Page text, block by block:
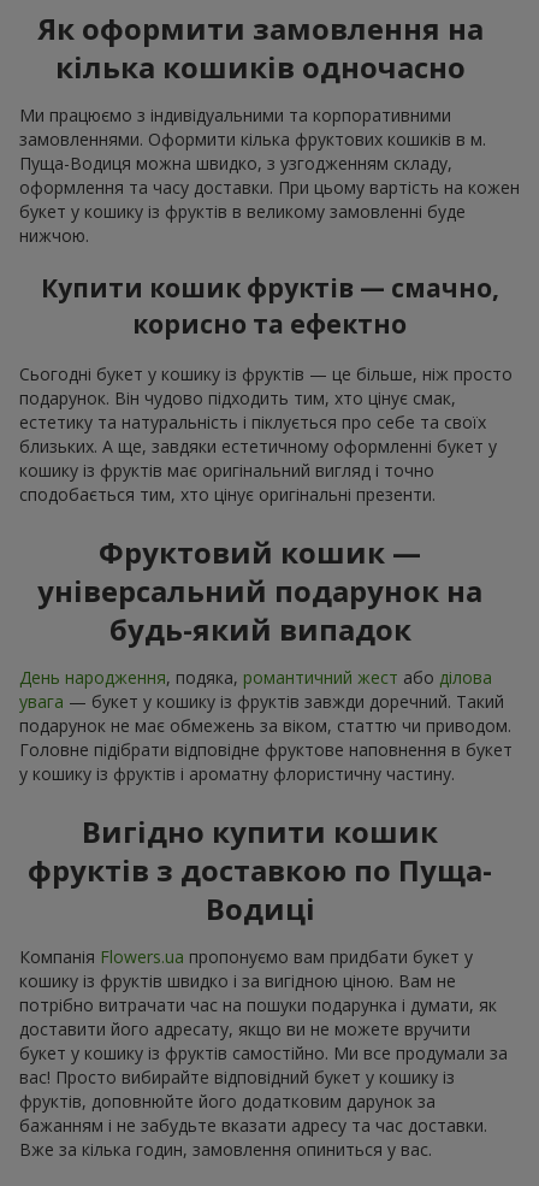
Як оформити замовлення на
кілька кошиків одночасно
Ми працюємо з індивідуальними та корпоративними
замовленнями. Оформити кілька фруктових кошиків в м.
Пуща-Водиця можна швидко, з узгодженням складу,
оформлення та часу доставки. При цьому вартість на кожен
букет у кошику із фруктів в великому замовленні буде
нижчою.
Купити кошик фруктів — смачно,
корисно та ефектно
Сьогодні букет у кошику із фруктів — це більше, ніж просто
подарунок. Він чудово підходить тим, хто цінує смак,
естетику та натуральність і піклується про себе та своїх
близьких. А ще, завдяки естетичному оформленні букет у
кошику із фруктів має оригінальний вигляд і точно
сподобається тим, хто цінує оригінальні презенти.
Фруктовий кошик —
універсальний подарунок на
будь-який випадок
День народження, подяка, романтичний жест або ділова
увага — букет у кошику із фруктів завжди доречний. Такий
подарунок не має обмежень за віком, статтю чи приводом.
Головне підібрати відповідне фруктове наповнення в букет
у кошику із фруктів і ароматну флористичну частину.
Вигідно купити кошик
фруктів з доставкою по Пуща-
Водиці
Компанія Flowers.ua пропонуємо вам придбати букет у
кошику із фруктів швидко і за вигідною ціною. Вам не
потрібно витрачати час на пошуки подарунка і думати, як
доставити його адресату, якщо ви не можете вручити
букет у кошику із фруктів самостійно. Ми все продумали за
вас! Просто вибирайте відповідний букет у кошику із
фруктів, доповнюйте його додатковим дарунок за
бажанням і не забудьте вказати адресу та час доставки.
Вже за кілька годин, замовлення опиниться у вас.